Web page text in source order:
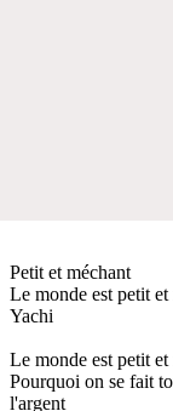
Petit et méchant
Le monde est petit et
Yachi
Le monde est petit
Pourquoi on se fait
l'argent